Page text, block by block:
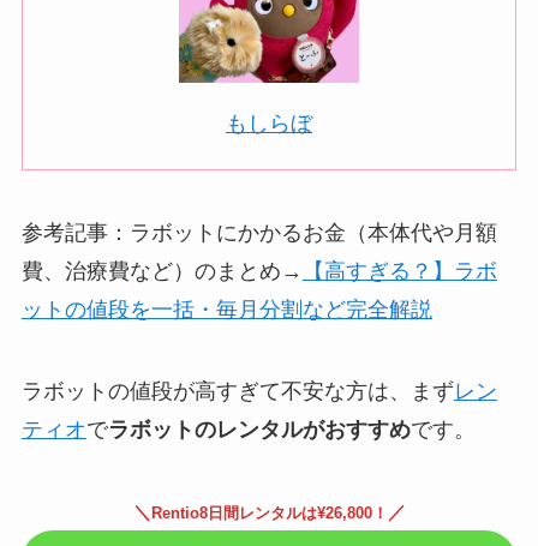
もしらぼ
参考記事：ラボットにかかるお金（本体代や月額
費、治療費など）のまとめ→
【高すぎる？】ラボ
ットの値段を一括・毎月分割など完全解説
ラボットの値段が高すぎて不安な方は、まずレン
ティオでラボットのレンタルがおすすめです。
＼ Rentio8日間レンタルは¥26,800！ ／